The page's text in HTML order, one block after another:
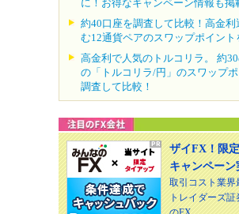
に！お得なキャンペーン情報も掲
約40口座を調査して比較！高金利
む12通貨ペアのスワップポイント
高金利で人気のトルコリラ。 約
の「トルコリラ/円」のスワップ
調査して比較！
ザイFX！限定
キャンペーン
取引コスト業界
トレイダーズ証